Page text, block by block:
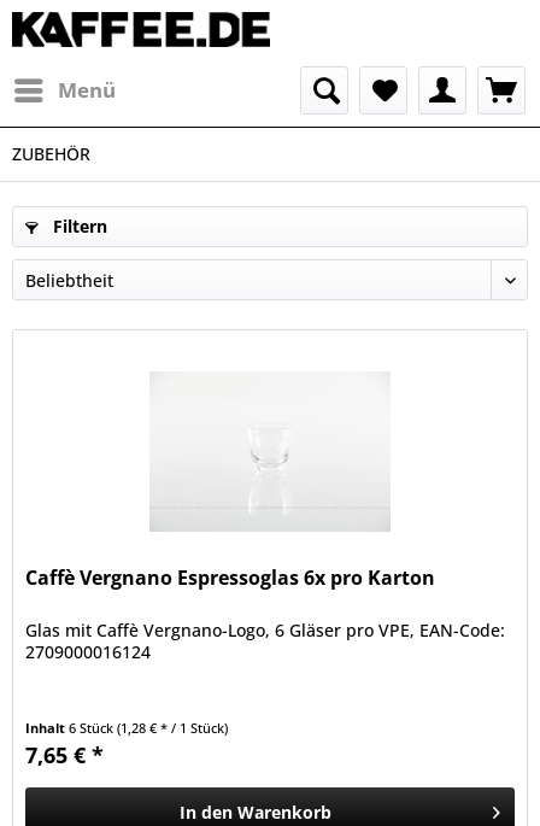
Menü
ZUBEHÖR
Filtern
Caffè Vergnano Espressoglas 6x pro Karton
Glas mit Caffè Vergnano-Logo, 6 Gläser pro VPE, EAN-Code:
2709000016124
Inhalt6 Stück(1,28 € * / 1 Stück)
7,65 € *
In den Warenkorb